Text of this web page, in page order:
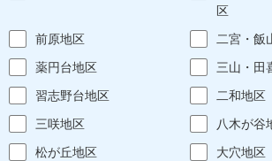
区
前原地区
二宮・飯
薬円台地区
三山・田
習志野台地区
二和地区
三咲地区
八木が谷
松が丘地区
大穴地区